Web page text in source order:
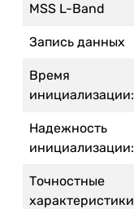
MSS L-Band
Запись данных
Время
инициализации:
Надежность
инициализации:
Точностные
характеристики